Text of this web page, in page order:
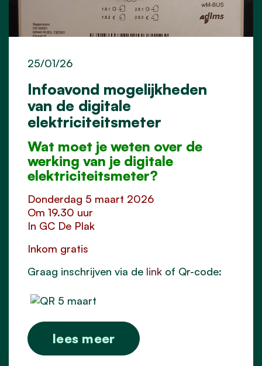
Infoavond mogelijkheden
van de digitale
elektriciteitsmeter
25/01/26
Wat moet je weten over de
werking van je digitale
elektriciteitsmeter?
Donderdag 5 maart 2026
Om 19.30 uur
In GC De Plak
Inkom gratis
Graag inschrijven via de link of Qr-code:
lees meer